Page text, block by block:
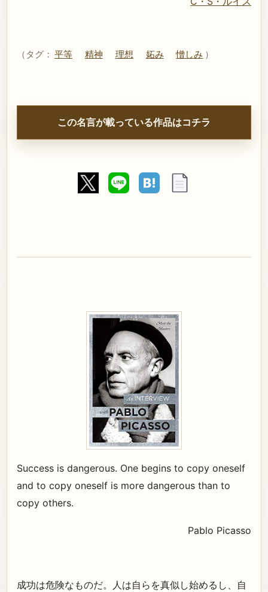
（タグ： 平等 精神 理想 妬み 憎しみ ）
この名言が載っている作品はコチラ
Success is dangerous. One begins to copy oneself
and to copy oneself is more dangerous than to
copy others.
Pablo Picasso
成功は危険なものだ。人は自らを真似し始めるし、自